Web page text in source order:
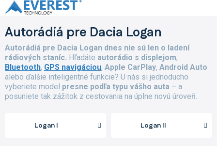
Prejsť
na
Autorádiá pre Dacia Logan
Autorádiá pre Dacia Logan dnes nie sú len o ladení
rádiových staníc. Hľadáte autorádio s displejom,
Bluetooth, GPS navigáciou, Apple CarPlay, Android Auto
alebo ďalšie inteligentné funkcie? U nás si jednoducho
vyberiete model presne podľa typu vášho auta – a
posuniete tak zážitok z cestovania na úplne novú úroveň.
Logan I Logan II